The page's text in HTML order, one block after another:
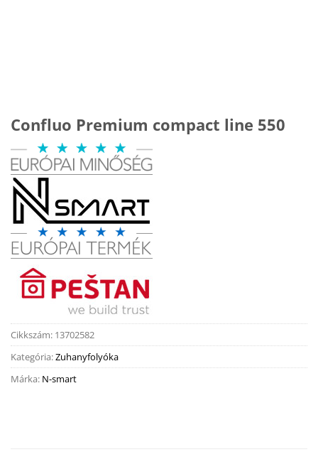
Confluo Premium compact line 550
Cikkszám: 13702582
Kategória:Zuhanyfolyóka
Márka: N-smart